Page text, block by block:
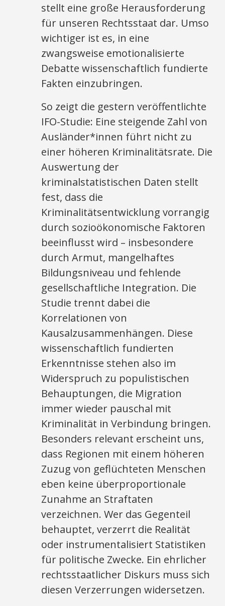
stellt eine große Herausforderung
für unseren Rechtsstaat dar. Umso
wichtiger ist es, in eine
zwangsweise emotionalisierte
Debatte wissenschaftlich fundierte
Fakten einzubringen.
So zeigt die gestern veröffentlichte
IFO-Studie: Eine steigende Zahl von
Ausländer*innen führt nicht zu
einer höheren Kriminalitätsrate. Die
Auswertung der
kriminalstatistischen Daten stellt
fest, dass die
Kriminalitätsentwicklung vorrangig
durch sozioökonomische Faktoren
beeinflusst wird – insbesondere
durch Armut, mangelhaftes
Bildungsniveau und fehlende
gesellschaftliche Integration. Die
Studie trennt dabei die
Korrelationen von
Kausalzusammenhängen. Diese
wissenschaftlich fundierten
Erkenntnisse stehen also im
Widerspruch zu populistischen
Behauptungen, die Migration
immer wieder pauschal mit
Kriminalität in Verbindung bringen.
Besonders relevant erscheint uns,
dass Regionen mit einem höheren
Zuzug von geflüchteten Menschen
eben keine überproportionale
Zunahme an Straftaten
verzeichnen. Wer das Gegenteil
behauptet, verzerrt die Realität
oder instrumentalisiert Statistiken
für politische Zwecke. Ein ehrlicher
rechtsstaatlicher Diskurs muss sich
diesen Verzerrungen widersetzen.